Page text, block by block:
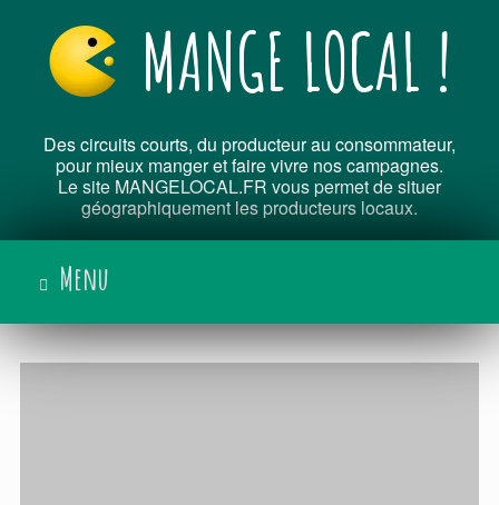
MANGE LOCAL !
Des circuits courts, du producteur au consommateur,
pour mieux manger et faire vivre nos campagnes.
Le site MANGELOCAL.FR vous permet de situer
géographiquement les producteurs locaux.
Menu